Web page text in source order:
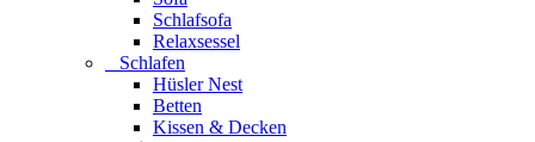
Schlafsofa
Relaxsessel
Schlafen
Hüsler Nest
Betten
Kissen & Decken